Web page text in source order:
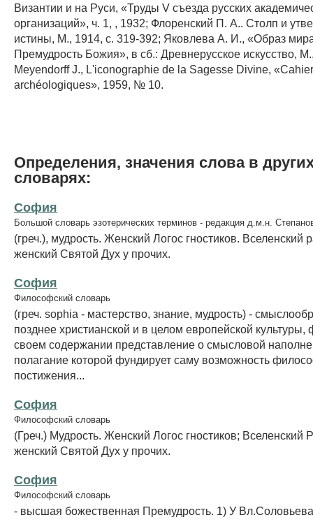
Византии и на Руси, «Труды V съезда русских
организаций», ч. 1, , 1932; Флоренский П. А.. Столп и
истины, М., 1914, с. 319-392; Яковлева А. И., «Образ
Премудрость Божия», в сб.: Древнерусское искусство,
Меуеndоrff J., L'iconographie de la Sagesse Divine,
archéologiques», 1959, № 10.
Определения, значения слова в
словарях:
София
Большой словарь эзотерических терминов - редакция д.м.н.
(греч.), мудрость. Женский Логос гностиков. Вселенский
женский Святой Дух у прочих.
София
Философский словарь
(греч. sophia - мастерство, знание, мудрость) -
позднее христианской и в целом европейской
своем содержании представление о смысловой
полагание которой фундирует саму возможность
постижения...
София
Философский словарь
(Греч.) Мудрость. Женский Логос гностиков; Вселенский
женский Святой Дух у прочих.
София
Философский словарь
- высшая божественная Премудрость. 1) У